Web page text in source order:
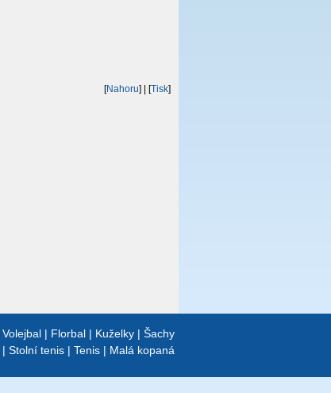
[Nahoru] | [Tisk]
Volejbal | Florbal | Kuželky | Šachy
| Stolní tenis | Tenis | Malá kopaná